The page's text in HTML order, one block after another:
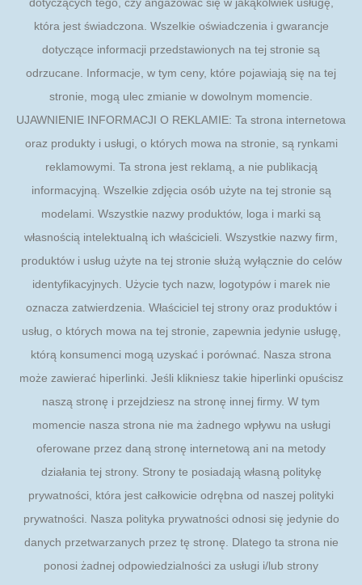
która jest świadczona. Wszelkie oświadczenia i gwarancje
dotyczące informacji przedstawionych na tej stronie są
odrzucane. Informacje, w tym ceny, które pojawiają się na tej
stronie, mogą ulec zmianie w dowolnym momencie.
UJAWNIENIE INFORMACJI O REKLAMIE: Ta strona internetowa
oraz produkty i usługi, o których mowa na stronie, są rynkami
reklamowymi. Ta strona jest reklamą, a nie publikacją
informacyjną. Wszelkie zdjęcia osób użyte na tej stronie są
modelami. Wszystkie nazwy produktów, loga i marki są
własnością intelektualną ich właścicieli. Wszystkie nazwy firm,
produktów i usług użyte na tej stronie służą wyłącznie do celów
identyfikacyjnych. Użycie tych nazw, logotypów i marek nie
oznacza zatwierdzenia. Właściciel tej strony oraz produktów i
usług, o których mowa na tej stronie, zapewnia jedynie usługę,
którą konsumenci mogą uzyskać i porównać. Nasza strona
może zawierać hiperlinki. Jeśli klikniesz takie hiperlinki opuścisz
naszą stronę i przejdziesz na stronę innej firmy. W tym
momencie nasza strona nie ma żadnego wpływu na usługi
oferowane przez daną stronę internetową ani na metody
działania tej strony. Strony te posiadają własną politykę
prywatności, która jest całkowicie odrębna od naszej polityki
prywatności. Nasza polityka prywatności odnosi się jedynie do
danych przetwarzanych przez tę stronę. Dlatego ta strona nie
ponosi żadnej odpowiedzialności za usługi i/lub strony